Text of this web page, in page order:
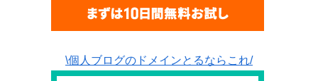
\個人ブログのドメインとるならこれ/